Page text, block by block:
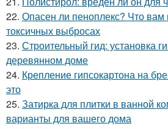
22. Опасен ли пеноплекс? Что вам
токсичных выбросах
23. Строительный гид: установка
деревянном доме
24. Крепление гипсокартона на
это
25. Затирка для плитки в ванной
варианты для вашего дома